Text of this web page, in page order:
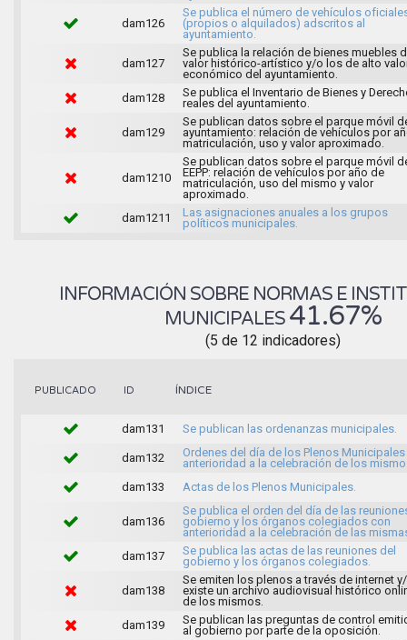
dam126
Se publica el número de vehículos
(propios o alquilados) adscritos al
ayuntamiento.
dam127
Se publica la relación de bienes muebles
valor histórico-artístico y/o los de alto
económico del ayuntamiento.
dam128
Se publica el Inventario de Bienes y
reales del ayuntamiento.
dam129
Se publican datos sobre el parque móvil
ayuntamiento: relación de vehículos por
matriculación, uso y valor aproximado.
dam1210
Se publican datos sobre el parque móvil
EEPP: relación de vehículos por año de
matriculación, uso del mismo y valor
aproximado.
dam1211
Las asignaciones anuales a los grupos
políticos municipales.
INFORMACIÓN SOBRE NORMAS E
MUNICIPALES 41.67%
(5 de 12 indicadores)
PUBLICADO ID ÍNDICE
dam131 Se publican las ordenanzas municipales.
dam132
Ordenes del día de los Plenos
anterioridad a la celebración de los
dam133
Actas de los Plenos Municipales.
dam136
Se publica el orden del día de las
gobierno y los órganos colegiados con
anterioridad a la celebración de las
dam137
Se publica las actas de las reuniones del
gobierno y los órganos colegiados.
dam138
Se emiten los plenos a través de internet
existe un archivo audiovisual histórico
de los mismos.
dam139
Se publican las preguntas de control
al gobierno por parte de la oposición.